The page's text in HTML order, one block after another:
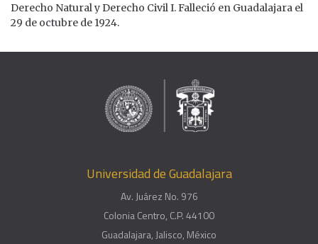
Derecho Natural y Derecho Civil I. Falleció en Guadalajara el
29 de octubre de 1924.
Universidad de Guadalajara
Av. Juárez No. 976
Colonia Centro, C.P. 44100
Guadalajara, Jalisco, México